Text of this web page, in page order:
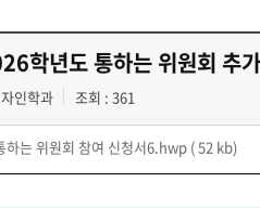
학년도 통하는 위원회 추
인학과 조회 : 361
하는 위원회 참여 신청서6.hwp ( 52 kb)